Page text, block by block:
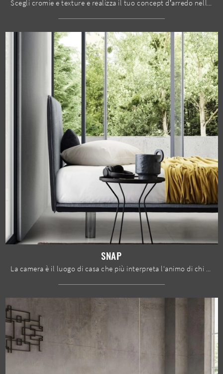
Scegli cromie e texture e realizza il tuo concept d’arredo nella camera, progettandola proprio come l'avevi immaginata.
SNAP
La camera è il luogo di casa che più interpreta l'animo di chi la usa, interno per eccellenza dedicato al riposo, alla distensione e alla ...